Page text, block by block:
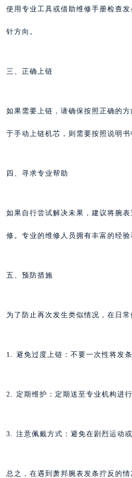
使用专业工具或借助维修手册检查
针方向。
三、正确上链
如果需要上链，请确保按照正确的
于手动上链机芯，则需要按照说明书
四、寻求专业帮助
如果自行尝试解决未果，建议将腕
修。专业的维修人员拥有丰富的经
五、预防措施
为了防止再次发生类似情况，在日
1. 避免过度上链：不要一次性将发条
2. 定期维护：定期送至专业机构进行
3. 注意佩戴方式：避免在剧烈运动
总之，在遇到萧邦腕表发条拧反的